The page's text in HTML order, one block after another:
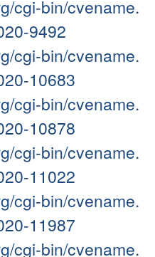
cgi-bin/cvename.
9492
cgi-bin/cvename.
10683
cgi-bin/cvename.
10878
cgi-bin/cvename.
11022
cgi-bin/cvename.
11987
cgi-bin/cvename.